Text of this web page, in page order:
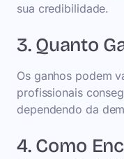
sua credibilidade.
3. Quanto
Os ganhos podem
profissionais
dependendo da
4. Como